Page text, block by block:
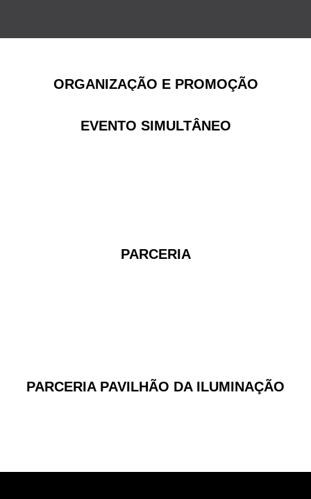
ORGANIZAÇÃO E PROMOÇÃO
EVENTO SIMULTÂNEO
PARCERIA
PARCERIA PAVILHÃO DA ILUMINAÇÃO